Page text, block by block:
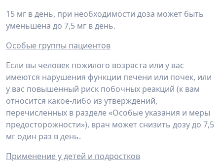
15 мг в день, при необходимости доза может быть
уменьшена до 7,5 мг в день.
Особые группы пациентов
Если вы человек пожилого возраста или у вас
имеются нарушения функции печени или почек, или
у вас повышенный риск побочных реакций (к вам
относится какое-либо из утверждений,
перечисленных в разделе «Особые указания и меры
предосторожности»), врач может снизить дозу до 7,5
мг один раз в день.
Применение у детей и подростков